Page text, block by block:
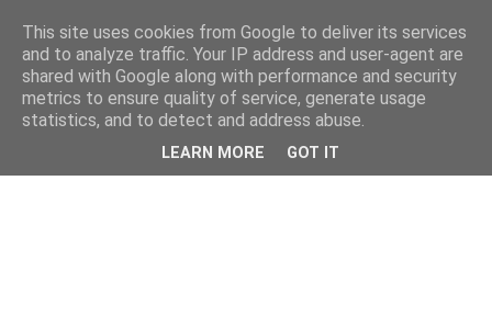
This site uses cookies from Google to deliver its services
and to analyze traffic. Your IP address and user-agent are
shared with Google along with performance and security
metrics to ensure quality of service, generate usage
statistics, and to detect and address abuse.
LEARN MORE GOT IT